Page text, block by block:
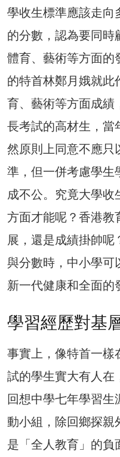
學收生標準應該走向
的分數，認為要同時
體育、藝術等方面的
的特首林鄭月娥就此
育、藝術等方面成績
長考試的高材生，當
然原則上同意不應只
準，但一併考慮學生
成不公。究竟大學收
方面才能呢？香港教
展，還是成績掛帥
與分數時，中小學可
新一代健康和全面的
學習經歷對基
事實上，像特首一樣
試的學生實大有人在
回想中學七年學習
動小組，除回鄉探親
是「全人教育」的負